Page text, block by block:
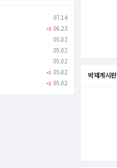
07.14
+3 06.23
05.02
05.02
05.02
+1 05.02
+2 05.02
박제게시판